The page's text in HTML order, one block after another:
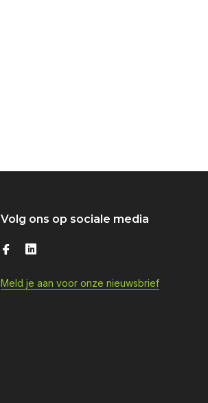
Volg ons op sociale media
Meld je aan voor onze nieuwsbrief